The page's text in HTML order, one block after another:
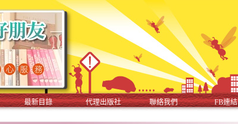
最新目錄 代理出版社 聯絡我們 FB連結